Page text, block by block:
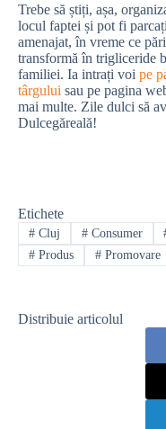
Trebe să știți, așa,
locul faptei și pot fi
amenajat, în vreme ce
transformă în trigliceride
familiei. Ia intrați voi pe
târgului sau pe pagina
mai multe. Zile dulci să
Dulcegăreală!
Etichete
#Cluj #Consumer
#Produs #Promovare
Distribuie articolul